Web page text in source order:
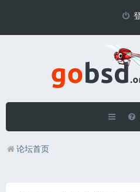
论坛首页